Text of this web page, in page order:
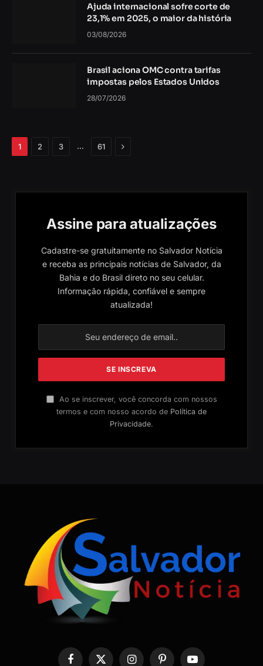
Ajuda internacional sofre corte de
23,1% em 2025, o maior da história
03/08/2026
Brasil aciona OMC contra tarifas
impostas pelos Estados Unidos
28/07/2026
1 2 3 … 61 Próximo
Assine para atualizações
Cadastre-se gratuitamente no Salvador Notícia
e receba as principais notícias de Salvador, da
Bahia e do Brasil direto no seu celular.
Informação rápida, confiável e sempre
atualizada!
Ao se inscrever, você concorda com nossos
termos e com nosso acordo de Política de
Privacidade.
Facebook
X InstagramPinterestYouTube